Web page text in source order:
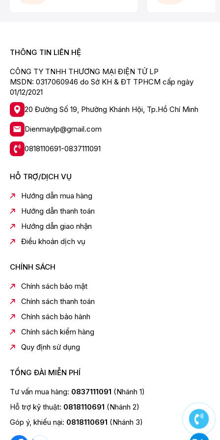
Mang đến trải nghiệm giải trí thông minh và tiện lợi cho
cả gia đình.
Âm thanh AI Sound Pro sống động
LG 50NU855BPSA được tích hợp công nghệ AI Sound
Pro giúp nâng cấp âm thanh vòm ảo sống động hơn.
Công nghệ âm thanh:
AI Sound Pro
Virtual Surround
AI Acoustic Tuning
Hệ thống loa công suất 20W cho âm thanh rõ ràng, phù
hợp nhu cầu xem phim, nghe nhạc và giải trí hằng ngày.
Hỗ trợ gaming và kết nối đa dạng
Smart Tivi LG AI 4K 50 Inch 50NU855BPSA đáp ứng
ALLM giảm độ trễ
Game Optimizer
HGiG hỗ trợ HDR gaming
Kết nối đầy đủ:
3 cổng HDMI
USB
WiFi
LAN Ethernet
HDMI eARC
Người dùng dễ dàng kết nối soundbar, máy chơi game,
THÔNG TIN LIÊN HỆ
CÔNG TY TNHH THƯƠNG MẠI ĐIỆN TỬ LP
MSDN: 0317060946 do Sở KH & ĐT TPHCM cấp ngày
01/12/2021
20 Đường Số 19, Phường Khánh Hội, Tp.Hồ Chí Minh
Dienmaylp@gmail.com
0818110691-0837111091
HỖ TRỢ/DỊCH VỤ
Hướng dẫn mua hàng
Hướng dẫn thanh toán
Hướng dẫn giao nhận
Điều khoản dịch vụ
CHÍNH SÁCH
Chính sách bảo mật
Chính sách thanh toán
Chính sách bảo hành
Chính sách kiểm hàng
Quy định sử dụng
TỔNG ĐÀI MIỄN PHÍ
Tư vấn mua hàng: 0837111091 (Nhánh 1)
Hỗ trợ kỹ thuật: 0818110691 (Nhánh 2)
Góp ý, khiếu nại: 0818110691 (Nhánh 3)